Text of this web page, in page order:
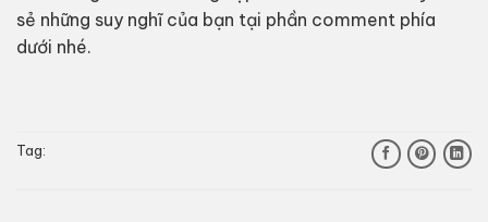
sẻ những suy nghĩ của bạn tại phần comment phía
dưới nhé.
Tag: